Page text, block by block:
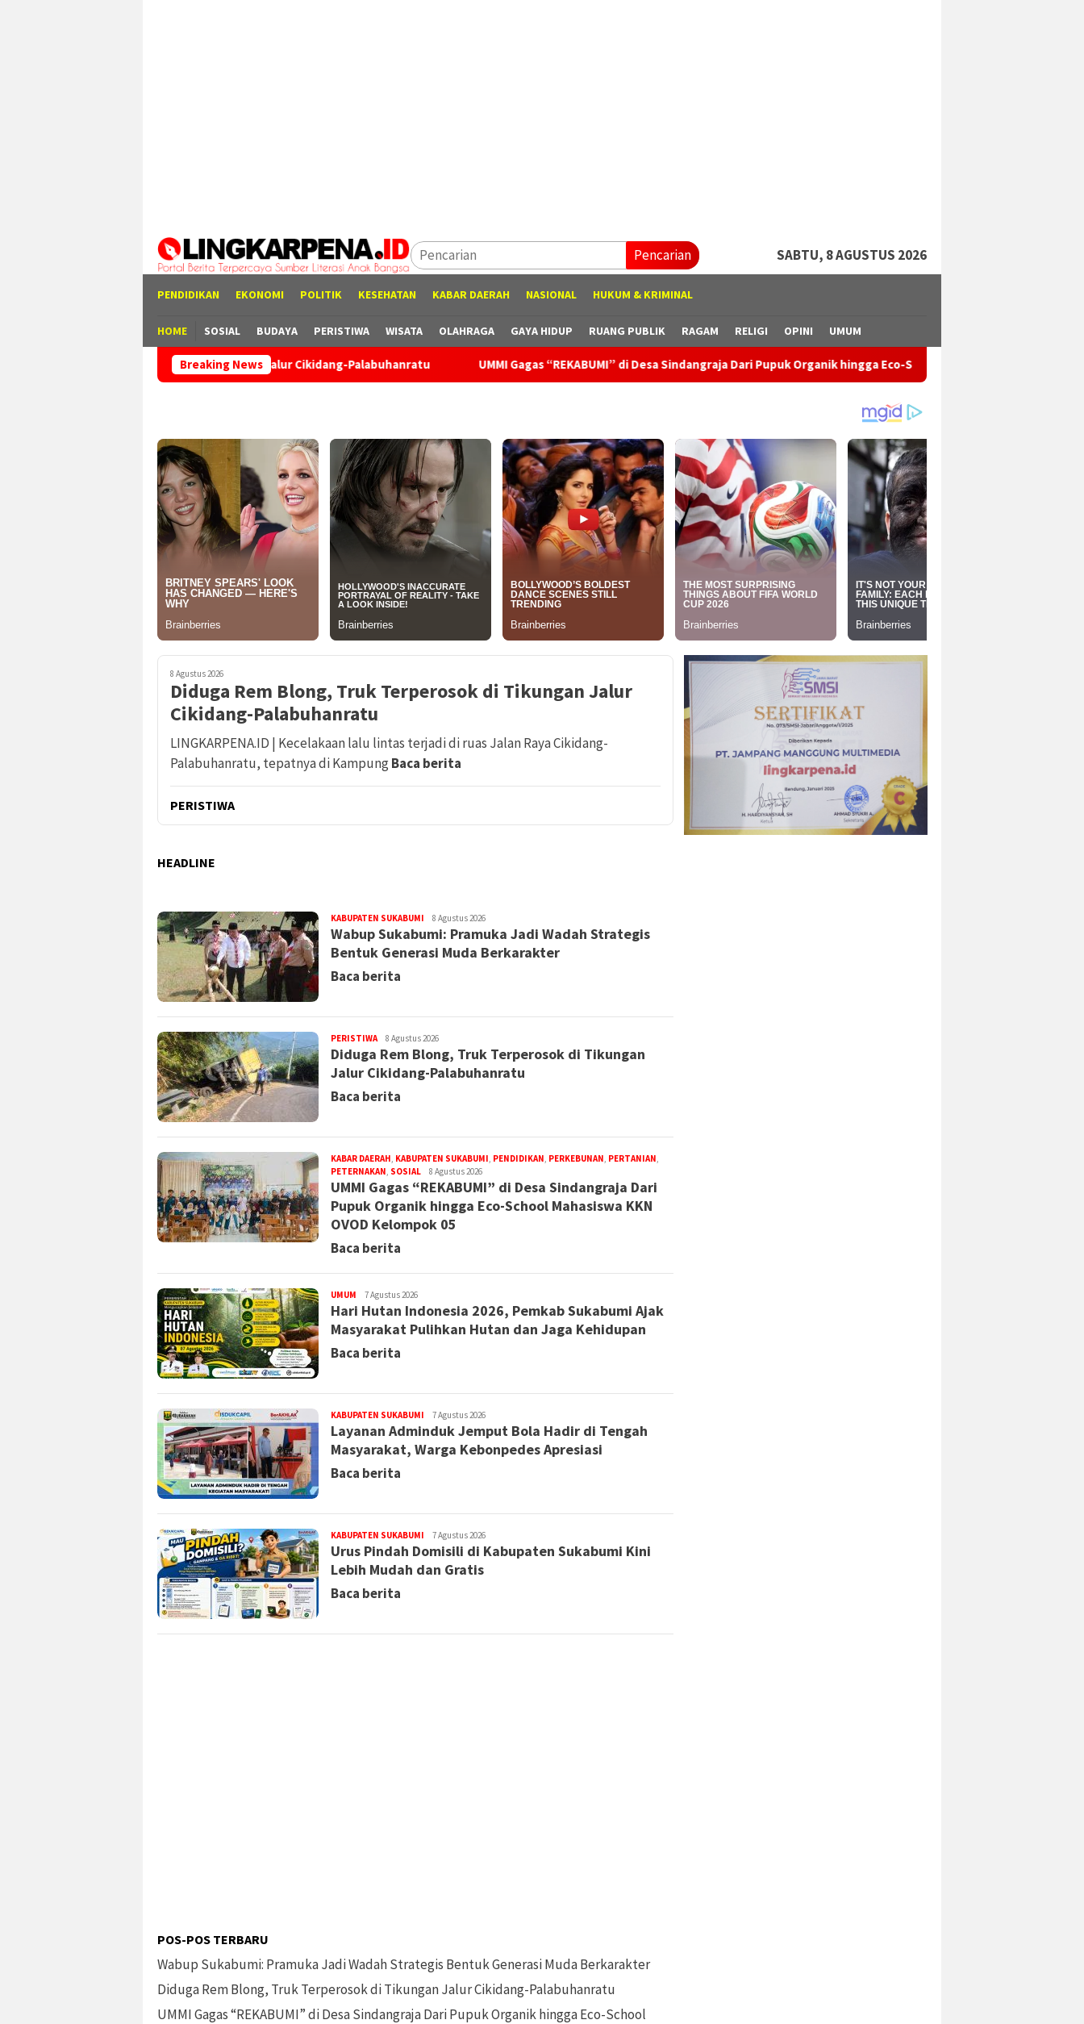
Pencarian SABTU, 8 AGUSTUS 2026
PENDIDIKAN EKONOMI POLITIK KESEHATAN KABAR DAERAH NASIONAL HUKUM & KRIMINAL
HOME SOSIAL BUDAYA PERISTIWA WISATA OLAHRAGA GAYA HIDUP RUANG PUBLIK RAGAM RELIGI OPINI UMUM
Breaking News
Terperosok di Tikungan Jalur Cikidang-Palabuhanratu UMMI Gagas “REKABUMI” di Desa Sindangraja Dari Pupuk Organik hingga Eco-School Mahasiswa KKN OVOD Kelompok 05
8 Agustus 2026
Diduga Rem Blong, Truk Terperosok di Tikungan Jalur
Cikidang-Palabuhanratu
LINGKARPENA.ID | Kecelakaan lalu lintas terjadi di ruas Jalan Raya Cikidang-
Palabuhanratu, tepatnya di KampungBaca berita
PERISTIWA
HEADLINE
LINGKAR
PENA
KABUPATEN SUKABUMI Redaksi
8 Agustus 2026
Wabup Sukabumi: Pramuka Jadi Wadah Strategis
Bentuk Generasi Muda Berkarakter
Baca berita
PERISTIWARedaksi
8 Agustus 2026
Diduga Rem Blong, Truk Terperosok di Tikungan
Jalur Cikidang-Palabuhanratu
Baca berita
KABAR DAERAH, KABUPATEN SUKABUMI, PENDIDIKAN, PERKEBUNAN, PERTANIAN,
PETERNAKAN, SOSIAL Awbs
8 Agustus 2026
UMMI Gagas “REKABUMI” di Desa Sindangraja Dari
Pupuk Organik hingga Eco-School Mahasiswa KKN
OVOD Kelompok 05
Baca berita
UMUM Redaksi
7 Agustus 2026
Hari Hutan Indonesia 2026, Pemkab Sukabumi Ajak
Masyarakat Pulihkan Hutan dan Jaga Kehidupan
Baca berita
KABUPATEN SUKABUMI Redaksi
7 Agustus 2026
Layanan Adminduk Jemput Bola Hadir di Tengah
Masyarakat, Warga Kebonpedes Apresiasi
Baca berita
KABUPATEN SUKABUMI Redaksi
7 Agustus 2026
Urus Pindah Domisili di Kabupaten Sukabumi Kini
Lebih Mudah dan Gratis
Baca berita
POS-POS TERBARU
Wabup Sukabumi: Pramuka Jadi Wadah Strategis Bentuk Generasi Muda Berkarakter
Diduga Rem Blong, Truk Terperosok di Tikungan Jalur Cikidang-Palabuhanratu
UMMI Gagas “REKABUMI” di Desa Sindangraja Dari Pupuk Organik hingga Eco-School